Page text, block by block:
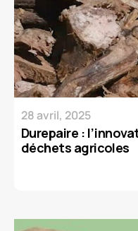
28 avril, 2025
Durepaire :
déchets agricoles